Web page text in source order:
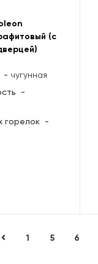
(с
- чугунная
-
горелок
-
1 5 6